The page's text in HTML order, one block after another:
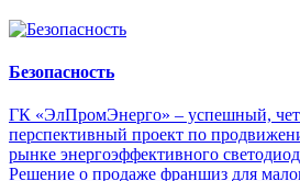
Безопасность
ГК «ЭлПромЭнерго» – успешный,
перспективный проект по
рынке энергоэффективного
Решение о продаже франшиз для